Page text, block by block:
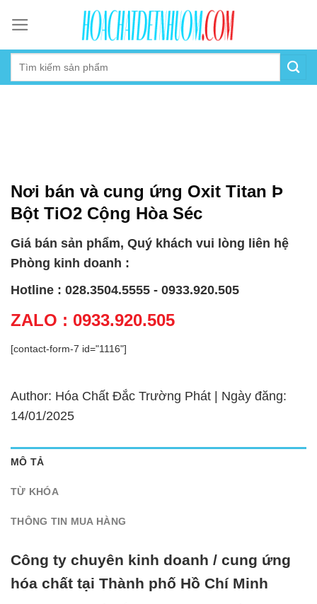
content
Nơi bán và cung ứng Oxit Titan Þ
Bột TiO2 Cộng Hòa Séc
Giá bán sản phẩm, Quý khách vui lòng liên hệ
Phòng kinh doanh :
Hotline : 028.3504.5555 - 0933.920.505
ZALO : 0933.920.505
[contact-form-7 id="1116"]
Author: Hóa Chất Đắc Trường Phát | Ngày đăng:
14/01/2025
MÔ TẢ
TỪ KHÓA
THÔNG TIN MUA HÀNG
Công ty chuyên kinh doanh / cung ứng
hóa chất tại Thành phố Hồ Chí Minh